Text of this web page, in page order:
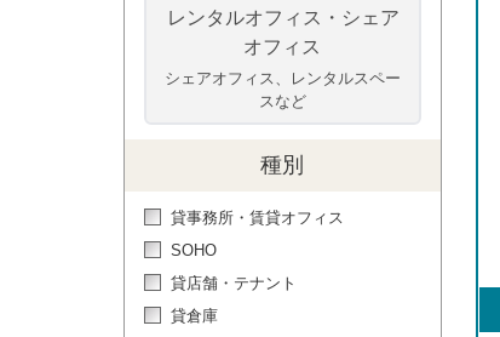
レンタルオフィス・シェア
オフィス
シェアオフィス、レンタルスペー
スなど
種別
貸事務所・賃貸オフィス
SOHO
貸店舗・テナント
貸倉庫